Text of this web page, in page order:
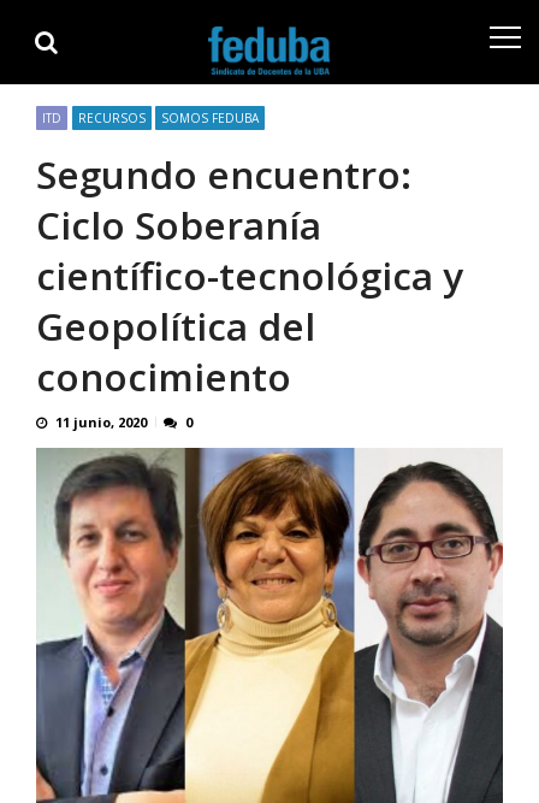
navigation
content
ITD RECURSOS SOMOS FEDUBA
Segundo encuentro:
Ciclo Soberanía
científico-tecnológica y
Geopolítica del
conocimiento
11 junio, 2020 0